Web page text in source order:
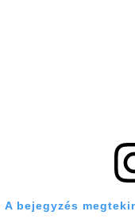
A bejegyzés